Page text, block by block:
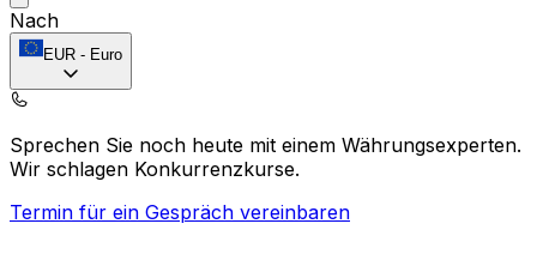
Nach
EUR - Euro
Sprechen Sie noch heute mit einem Währungsexperten.
Wir schlagen Konkurrenzkurse.
Termin für ein Gespräch vereinbaren